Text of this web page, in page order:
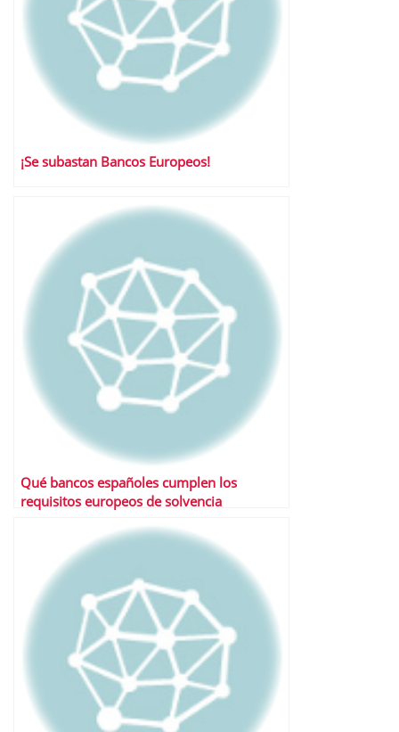
¡Se subastan Bancos Europeos!
Qué bancos españoles cumplen los
requisitos europeos de solvencia